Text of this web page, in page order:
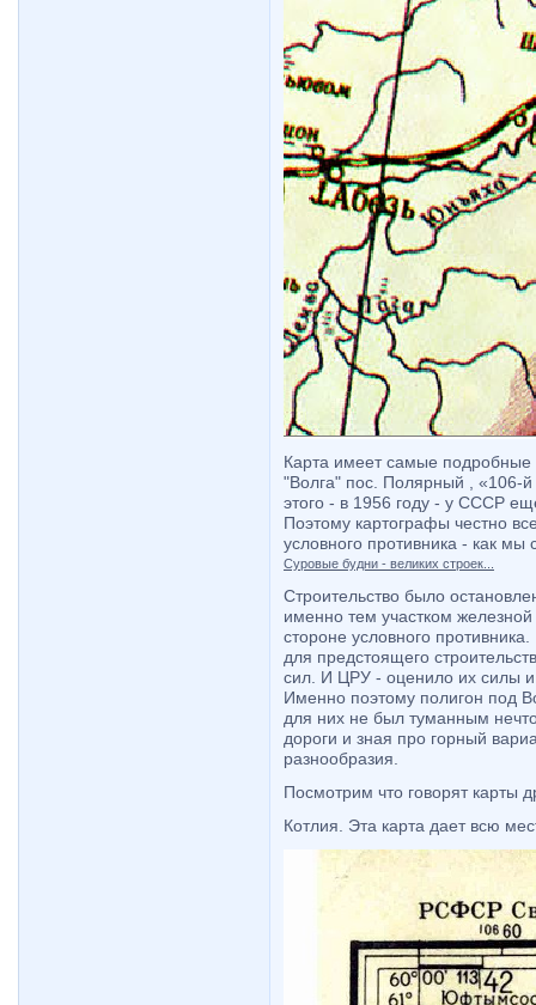
Карта имеет самые подробные
"Волга" пос. Полярный , «106-
этого - в 1956 году - у СССР
Поэтому картографы честно
условного противника - как мы
Суровые будни - великих строек...
Строительство было
именно тем участком железной
стороне условного
для предстоящего
сил. И ЦРУ - оценило их силы и
Именно поэтому полигон под
для них не был туманным
дороги и зная про горный
разнообразия.
Посмотрим что говорят карты
Котлия. Эта карта дает всю